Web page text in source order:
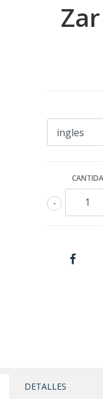
-
DETALLES